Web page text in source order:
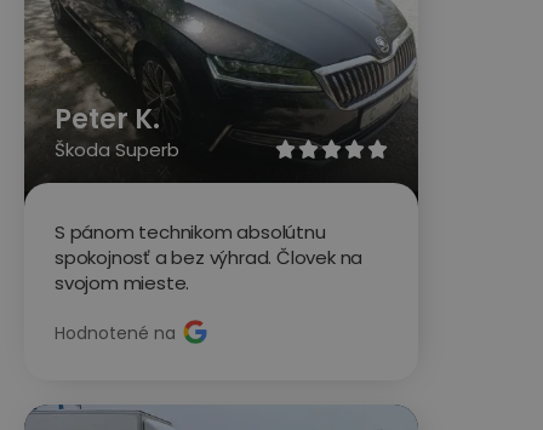

Peter K.
Škoda Superb
S pánom technikom absolútnu
spokojnosť a bez výhrad. Človek na
svojom mieste.
Hodnotené na